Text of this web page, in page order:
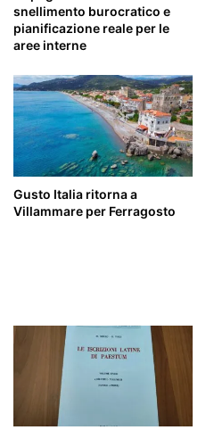
snellimento burocratico e
pianificazione reale per le
aree interne
Gusto Italia ritorna a
Villammare per Ferragosto